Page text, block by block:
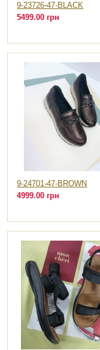
9-23726-47-BLACK
5499.00 грн
9-24701-47-BROWN
4999.00 грн